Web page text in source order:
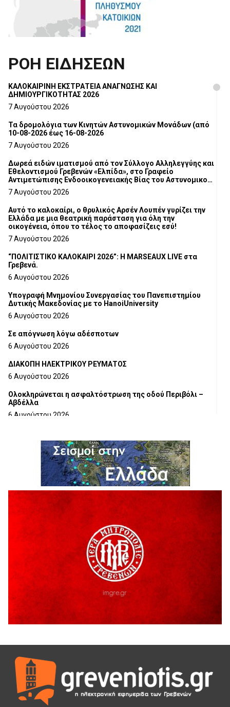
ΡΟΗ ΕΙΔΗΣΕΩΝ
ΚΑΛΟΚΑΙΡΙΝΗ ΕΚΣΤΡΑΤΕΙΑ ΑΝΑΓΝΩΣΗΣ ΚΑΙ
ΔΗΜΙΟΥΡΓΙΚΟΤΗΤΑΣ 2026
7 Αυγούστου 2026
Τα δρομολόγια των Κινητών Αστυνομικών Μονάδων (από
10-08-2026 έως 16-08-2026
7 Αυγούστου 2026
Δωρεά ειδών ιματισμού από τον Σύλλογο Αλληλεγγύης και
Εθελοντισμού Γρεβενών «Ελπίδα», στο Γραφείο
Αντιμετώπισης Ενδοοικογενειακής Βίας του Αστυνομικού
Τμήματος Γρεβενών
7 Αυγούστου 2026
Αυτό το καλοκαίρι, ο θρυλικός Αρσέν Λουπέν γυρίζει την
Ελλάδα με μια θεατρική παράσταση για όλη την
οικογένεια, όπου το τέλος το αποφασίζεις εσύ!
7 Αυγούστου 2026
“ΠΟΛΙΤΙΣΤΙΚΟ ΚΑΛΟΚΑΙΡΙ 2026”: Η MARSEAUX LIVE στα
Γρεβενά.
6 Αυγούστου 2026
Υπογραφή Μνημονίου Συνεργασίας του Πανεπιστημίου
Δυτικής Μακεδονίας με το HanoiUniversity
6 Αυγούστου 2026
Σε απόγνωση λόγω αδέσποτων
6 Αυγούστου 2026
ΔΙΑΚΟΠΗ ΗΛΕΚΤΡΙΚΟΥ ΡΕΥΜΑΤΟΣ
6 Αυγούστου 2026
Ολοκληρώνεται η ασφαλτόστρωση της οδού Περιβόλι –
Αβδέλλα
6 Αυγούστου 2026
5 Αυγούστου 2026
Ο ΑΝΔΡΕΑΣ ΑΣΛΑΝΙΔΗΣ ΣΥΝΕΧΙΖΕΙ ΣΤΟΝ ΠΡΩΤΕΑ
ΓΡΕΒΕΝΩΝ
5 Αυγούστου 2026
Ευχαριστήριο Εκπολιτιστικού Συλλόγου Ταξιάρχη προς κ.
Παρασχάκη Αθανάσιο
Διακοπή υδροδότησης του Α΄ κλάδου ύδρευσης
5 Αυγούστου 2026
Η Marseaux στα Γρεβενά για μια μοναδική συναυλία
Θερινό Σινεμά στο πλαίσιο του «Πολιτιστικού
Καλοκαιριού 2026» με την βραβευμένη ταινία «Μικρές
Ανάσες».
Γρεβενά: Συνελήφθη 18χρονος αλλοδαπός, για κλοπή
εξοπλισμού γυμναστηρίου
5 Αυγούστου 2026
ΑΗ ΛΑΟΣ | 5 Αυγούστου | Υπαίθριο Θέατρο “Καστράκι”,
Γρεβενά